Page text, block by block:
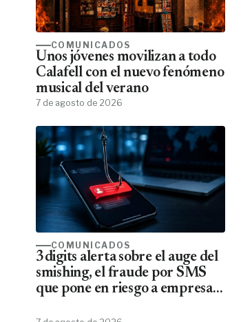
COMUNICADOS
Unos jóvenes movilizan a todo
Calafell con el nuevo fenómeno
musical del verano
7 de agosto de 2026
COMUNICADOS
3digits alerta sobre el auge del
smishing, el fraude por SMS
que pone en riesgo a empresas